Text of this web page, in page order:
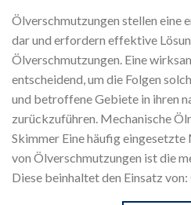
Ölverschmutzungen stellen eine
dar und erfordern effektive
Ölverschmutzungen. Eine
entscheidend, um die Folgen
und betroffene Gebiete in ihren
zurückzuführen. Mechanische
Skimmer Eine häufig
von Ölverschmutzungen ist die
Diese beinhaltet den Einsatz